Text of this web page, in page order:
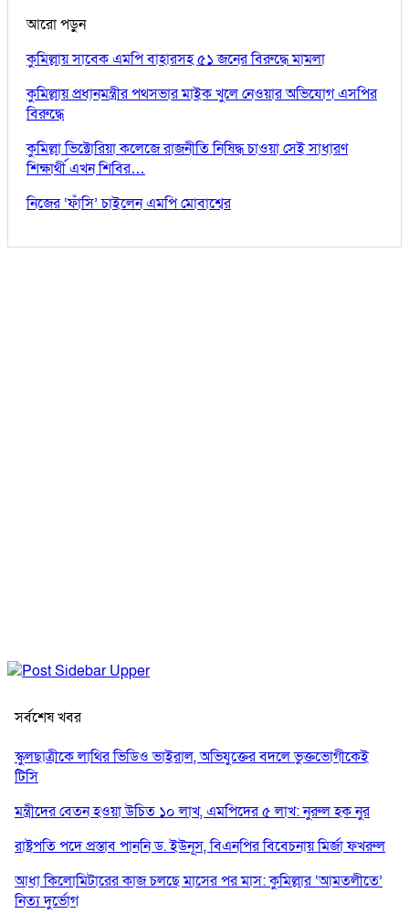
আরো পড়ুন
কুমিল্লায় সাবেক এমপি বাহারসহ ৫১ জনের বিরুদ্ধে মামলা
কুমিল্লায় প্রধানমন্ত্রীর পথসভার মাইক খুলে নেওয়ার অভিযোগ এসপির
বিরুদ্ধে
কুমিল্লা ভিক্টোরিয়া কলেজে রাজনীতি নিষিদ্ধ চাওয়া সেই সাধারণ
শিক্ষার্থী এখন শিবির…
নিজের ‘ফাঁসি’ চাইলেন এমপি মোবাশ্বের
সর্বশেষ খবর
স্কুলছাত্রীকে লাথির ভিডিও ভাইরাল, অভিযুক্তের বদলে ভুক্তভোগীকেই
টিসি
মন্ত্রীদের বেতন হওয়া উচিত ১০ লাখ, এমপিদের ৫ লাখ: নুরুল হক নুর
রাষ্ট্রপতি পদে প্রস্তাব পাননি ড. ইউনূস, বিএনপির বিবেচনায় মির্জা ফখরুল
আধা কিলোমিটারের কাজ চলছে মাসের পর মাস: কুমিল্লার ‘আমতলীতে’
নিত্য দুর্ভোগ